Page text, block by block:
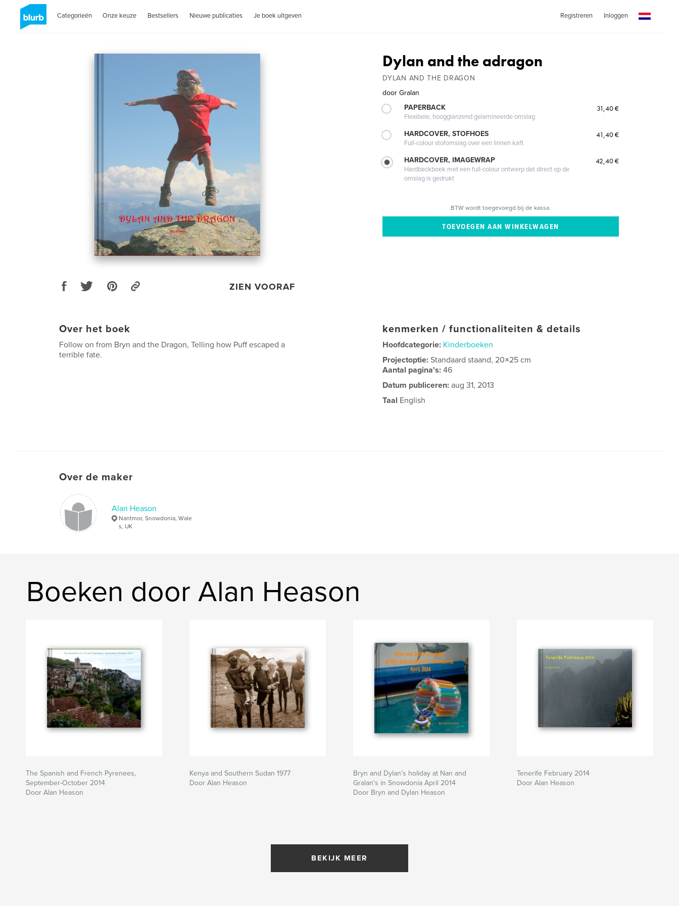
Categorieën Onze keuze Bestsellers Nieuwe publicaties Je boek uitgeven Registreren Inloggen
ZIEN VOORAF
Dylan and the adragon
DYLAN AND THE DRAGON
door Gralan
PAPERBACK
Flexibele, hoogglanzend gelamineerde omslag
31,40 €
HARDCOVER, STOFHOES
Full-colour stofomslag over een linnen kaft
41,40 €
HARDCOVER, IMAGEWRAP
Hardbackboek met een full-colour ontwerp dat direct op de
omslag is gedrukt
42,40 €
BTW wordt toegevoegd bij de kassa.
Over het boek
Follow on from Bryn and the Dragon, Telling how Puff escaped a
terrible fate.
kenmerken / functionaliteiten & details
Hoofdcategorie: Kinderboeken
Projectoptie:Standaard staand, 20×25 cm
Aantal pagina's:46
Datum publiceren: aug 31, 2013
Taal English
Over de maker
Alan Heason
Nantmor, Snowdonia, Wale
s, UK
Boeken door Alan Heason
The Spanish and French Pyrenees,
September-October 2014
Door Alan Heason
Kenya and Southern Sudan 1977
Door Alan Heason
Bryn and Dylan's holiday at Nan and
Gralan's in Snowdonia April 2014
Door Bryn and Dylan Heason
Tenerife February 2014
Door Alan Heason
BEKIJK MEER